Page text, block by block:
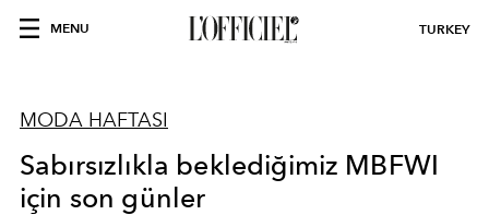
MENU TURKEY
MODA HAFTASI
Sabırsızlıkla beklediğimiz MBFWI
için son günler